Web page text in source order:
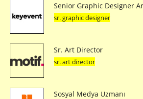
Senior Graphic Designer
sr. graphic designer
Sr. Art Director
sr. art director
Sosyal Medya Uzmanı